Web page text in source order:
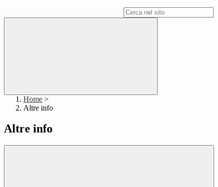
Home >
Altre info
Altre info